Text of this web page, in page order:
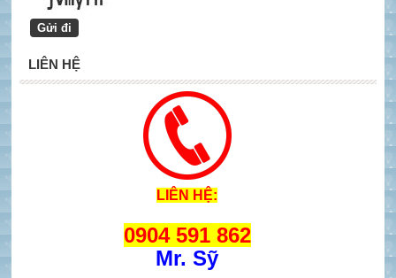
LIÊN HỆ
LIÊN HỆ:
0904 591 862
Mr. Sỹ